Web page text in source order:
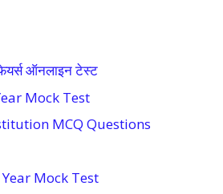
ऑनलाइन टेस्ट
Mock Test
MCQ Questions
Mock Test